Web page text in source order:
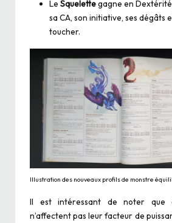
Le Squelettegagne en
sa CA, son initiative, ses dégâts
toucher.
Illustration des nouveaux profils de monstre
Il est intéressant de noter que
n’affectent pas leur facteur de